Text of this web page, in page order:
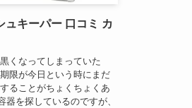
ュキーパー 口コミ カ
くなってしまっていた
限が今日という時にまだ
ることがちょくちょくあ
器を探しているのですが、